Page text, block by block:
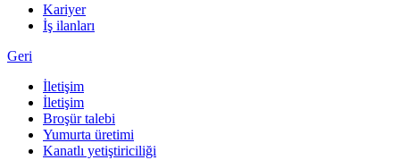
Kariyer
İş ilanları
Geri
İletişim
İletişim
Broşür talebi
Yumurta üretimi
Kanatlı yetiştiriciliği